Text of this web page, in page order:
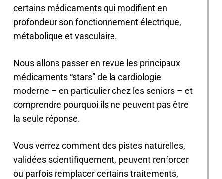
certains médicaments qui modifient en
profondeur son fonctionnement électrique,
métabolique et vasculaire.
Nous allons passer en revue les principaux
médicaments “stars” de la cardiologie
moderne – en particulier chez les seniors – et
comprendre pourquoi ils ne peuvent pas être
la seule réponse.
Vous verrez comment des pistes naturelles,
validées scientifiquement, peuvent renforcer
ou parfois remplacer certains traitements,